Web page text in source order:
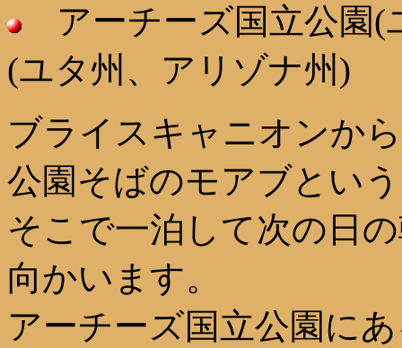
アーチーズ国立公園(
(ユタ州、アリゾナ州)
ブライスキャニオンか
公園そばのモアブとい
そこで一泊して次の日
向かいます。
アーチーズ国立公園に